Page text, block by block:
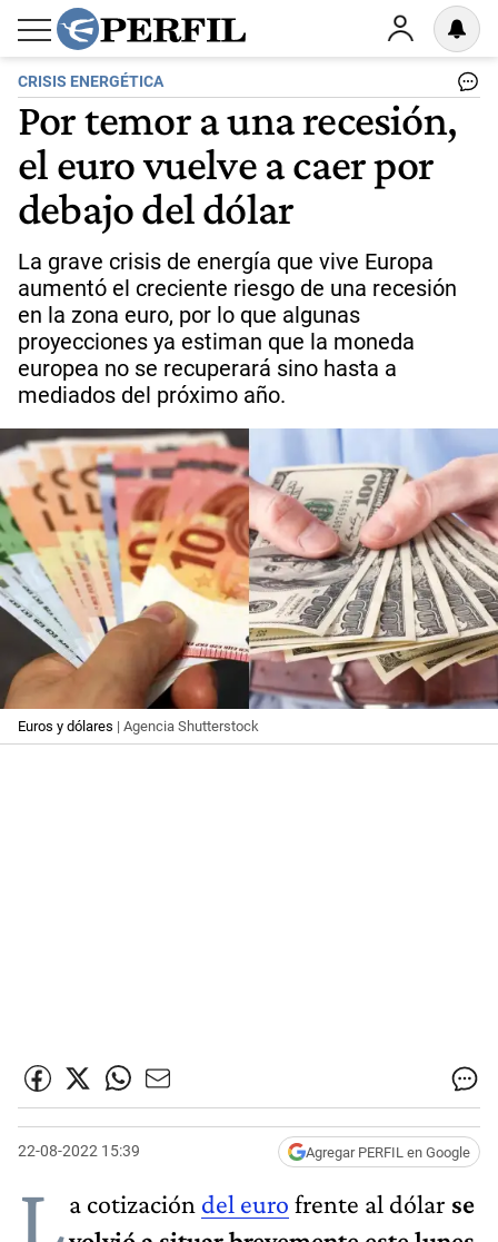
CRISIS ENERGÉTICA
Por temor a una recesión,
el euro vuelve a caer por
debajo del dólar
La grave crisis de energía que vive Europa
aumentó el creciente riesgo de una recesión
en la zona euro, por lo que algunas
proyecciones ya estiman que la moneda
europea no se recuperará sino hasta a
mediados del próximo año.
Euros y dólares | Agencia Shutterstock
22-08-2022 15:39 Agregar PERFIL en Google
La cotización del euro frente al dólar se